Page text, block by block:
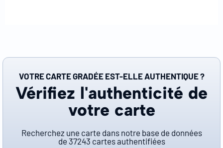
VOTRE CARTE GRADÉE EST-ELLE AUTHENTIQUE ?
Vérifiez l'authenticité de
votre carte
Recherchez une carte dans notre base de données
de 37243 cartes authentifiées